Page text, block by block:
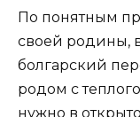
По понятным
своей родины,
болгарский
родом с
нужно в